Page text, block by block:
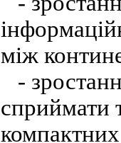
між
-
сприймати